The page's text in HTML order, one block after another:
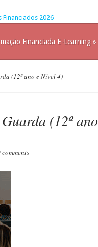
Financiada E-Learning »
(12º ano e Nível 4)
(12º ano
comments